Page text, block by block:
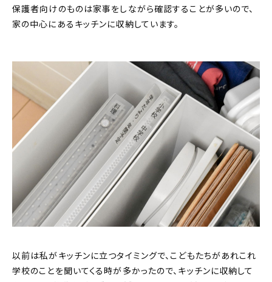
保護者向けのものは家事をしながら確認することが多いので、
家の中心にあるキッチンに収納しています。
以前は私がキッチンに立つタイミングで、こどもたちがあれこれ
学校のことを聞いてくる時が多かったので、キッチンに収納して